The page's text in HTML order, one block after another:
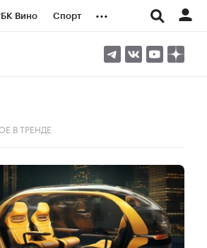
Вино Спорт ...
В ТРЕНДЕ